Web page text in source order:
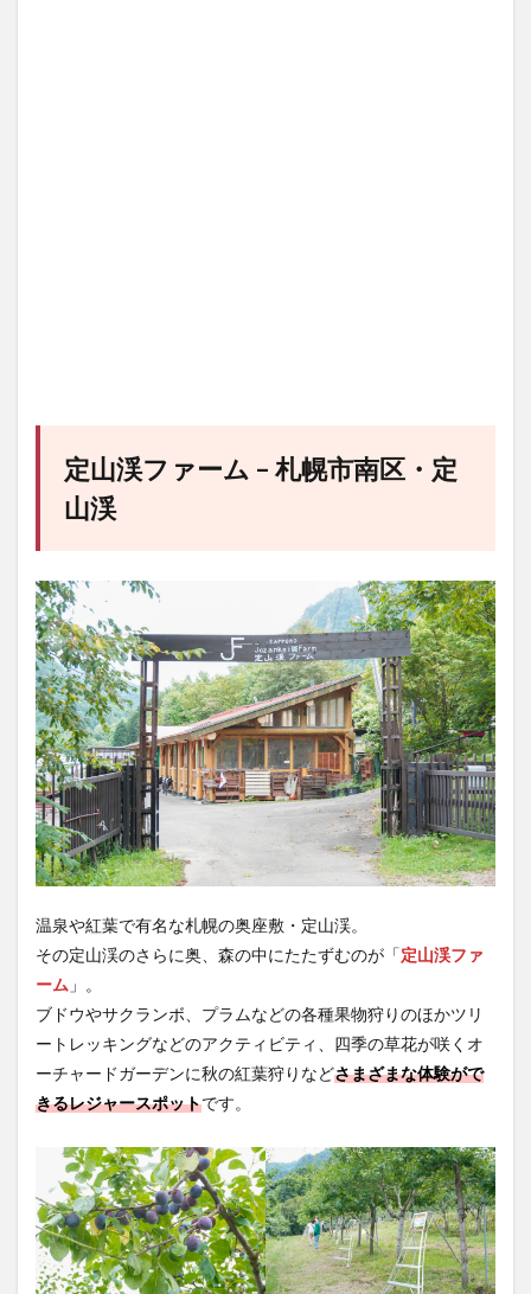
定山渓ファーム – 札幌市南区・定
山渓
温泉や紅葉で有名な札幌の奥座敷・定山渓。
その定山渓のさらに奥、森の中にたたずむのが「定山渓ファ
ーム 」。
ブドウやサクランボ、プラムなどの各種果物狩りのほかツリ
ートレッキングなどのアクティビティ、四季の草花が咲くオ
ーチャードガーデンに秋の紅葉狩りなどさまざまな体験がで
きるレジャースポットです。